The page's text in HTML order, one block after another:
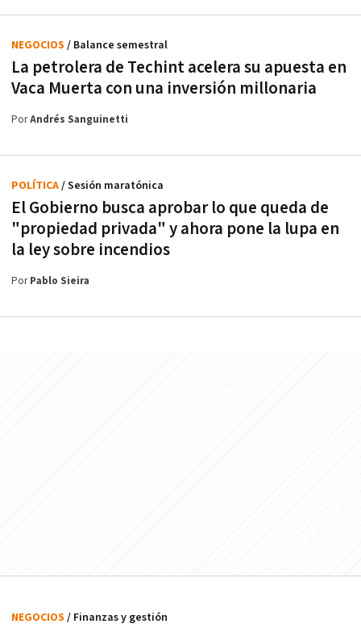
La petrolera de Techint acelera su apuesta en
Vaca Muerta con una inversión millonaria
NEGOCIOS / Balance semestral
PorAndrés Sanguinetti
El Gobierno busca aprobar lo que queda de
"propiedad privada" y ahora pone la lupa en
la ley sobre incendios
POLÍTICA/ Sesión maratónica
PorPablo Sieira
NEGOCIOS / Finanzas y gestión